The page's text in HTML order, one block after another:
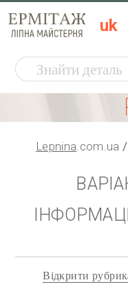
uk
Lepnina.com.ua
Відкрити